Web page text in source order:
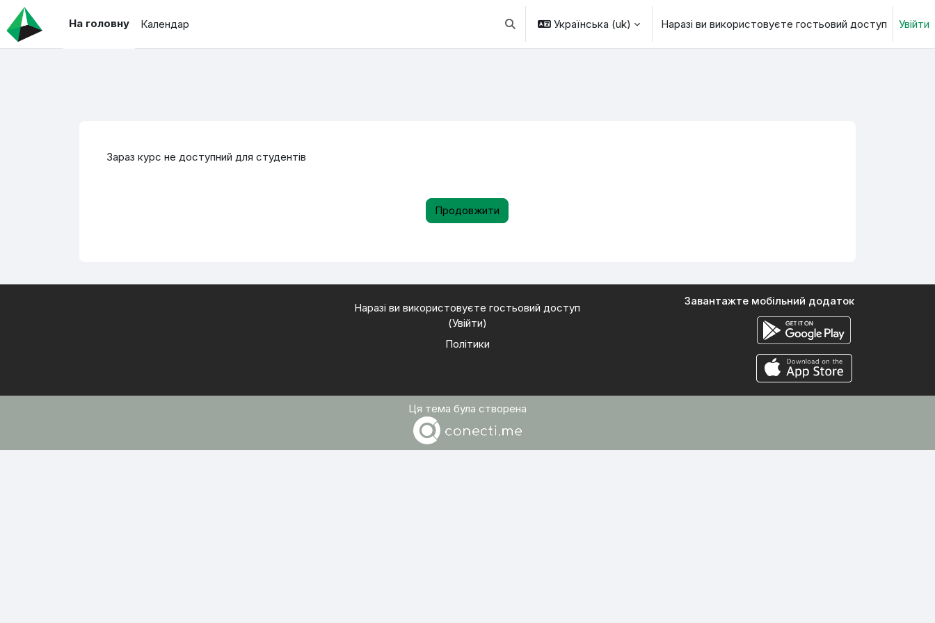
Перейти до головного вмісту
На головну
Календар Переключити введення пошуку
Українська ‎(uk)‎ Наразі ви використовуєте гостьовий доступ Увійти
Зараз курс не доступний для студентів
Продовжити
Наразі ви використовуєте гостьовий доступ
(Увійти)
Політики
Завантажте мобільний додаток
Ця тема була створена